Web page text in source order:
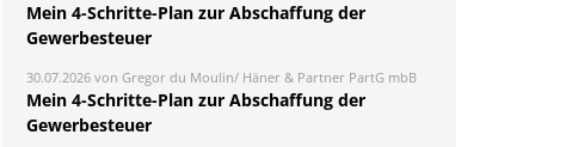
Mein 4-Schritte-Plan zur Abschaffung der
Gewerbesteuer
30.07.2026 von Gregor du Moulin/ Häner & Partner PartG mbB
Mein 4-Schritte-Plan zur Abschaffung der
Gewerbesteuer